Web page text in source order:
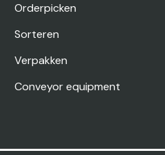
Orderpicken
Sorteren
Verpakken
Conveyor equipment